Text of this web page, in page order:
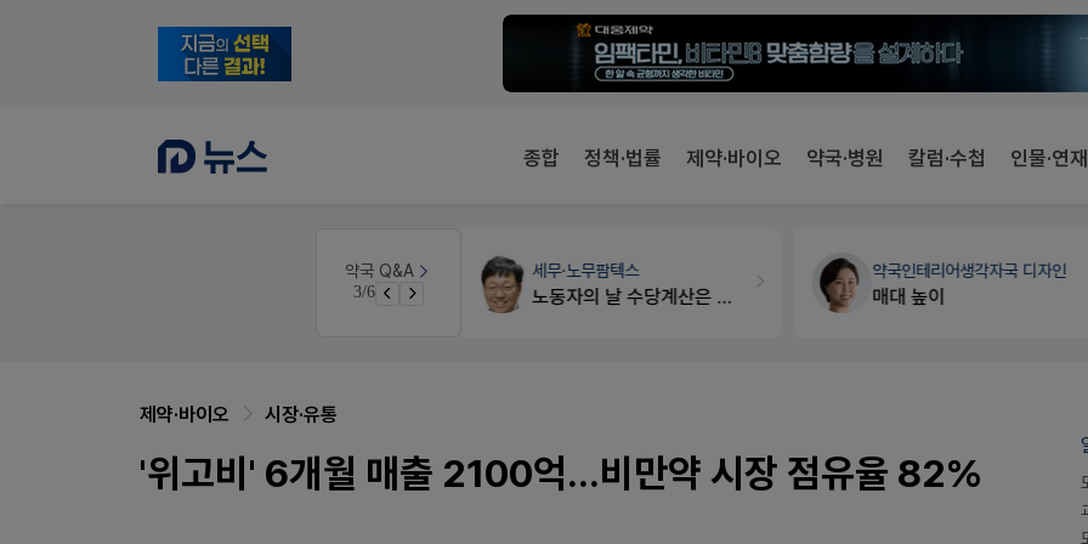
종합 정책·법률 제약·바이오 약국·병원 칼럼·수첩 인물·연재
약국 Q&A
4/6노동자의 날 수당계산은 어떻게 되나요
약국인테리어생각자국 디자인
매대 높이
개국·경영휴베이스
Pm2000쓰는데..
제약·바이오 시장·유통
'위고비' 6개월 매출 2100억...비만약 시장 점유율 82%